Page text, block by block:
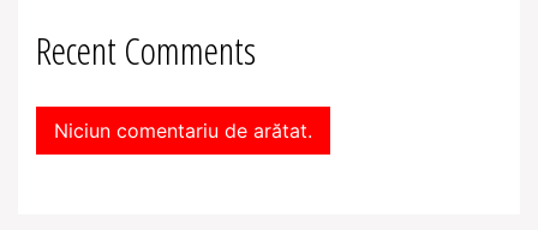
Recent Comments
Niciun comentariu de arătat.